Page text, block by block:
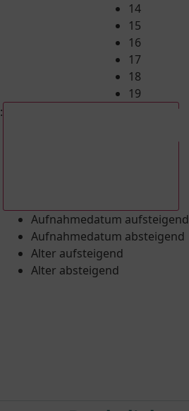
14
15
16
17
18
19
:
Aufnahmedatum aufsteigend
Aufnahmedatum absteigend
Alter aufsteigend
Alter absteigend